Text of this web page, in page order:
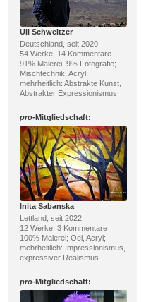
Uli Schweitzer
Deutschland, seit 2020
54 Werke, 14 Kommentare
91% Malerei, 9% Fotografie;
Mischtechnik, Acryl;
mehrheitlich: Abstrakte Kunst,
Abstrakter Expressionismus
pro-Mitgliedschaft:
Inita Sabanska
Lettland, seit 2022
12 Werke, 3 Kommentare
100% Malerei; Oel, Acryl;
mehrheitlich: Impressionismus,
expressiver Realismus
pro-Mitgliedschaft: